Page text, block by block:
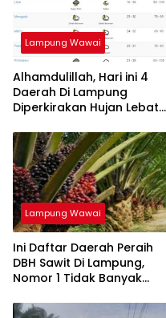
Lampung Wawai
Alhamdulillah, Hari ini 4
Daerah Di Lampung
Diperkirakan Hujan Lebat
Lampung Wawai
Ini Daftar Daerah Peraih
DBH Sawit Di Lampung,
Nomor 1 Tidak Banyak
Banyak Diprotes